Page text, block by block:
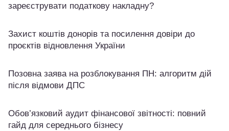
зареєструвати податкову накладну?
Захист коштів донорів та посилення довіри до
проєктів відновлення України
Позовна заява на розблокування ПН: алгоритм дій
після відмови ДПС
Обов’язковий аудит фінансової звітності: повний
гайд для середнього бізнесу